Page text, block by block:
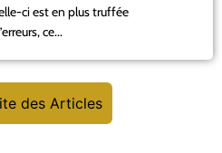
ci est en plus truffée
ce...
des Articles